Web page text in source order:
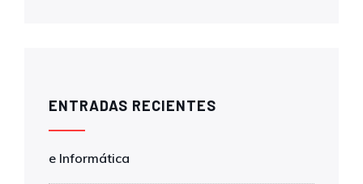
ENTRADAS RECIENTES
e Informática